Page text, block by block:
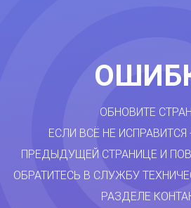
ОБНОВИТЕ
ЕСЛИ ВСЁ НЕ ИСПРАВИТСЯ
ПРЕДЫДУЩЕЙ СТРАНИЦЕ И
ОБРАТИТЕСЬ В СЛУЖБУ
РАЗДЕЛЕ